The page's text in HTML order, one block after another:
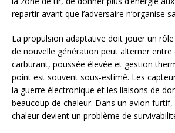
repartir avant que l’adversaire n’organise
La propulsion adaptative doit jouer un
de nouvelle génération peut alterner entre
carburant, poussée élevée et gestion
point est souvent sous-estimé. Les
la guerre électronique et les liaisons de
beaucoup de chaleur. Dans un avion
chaleur devient un problème de